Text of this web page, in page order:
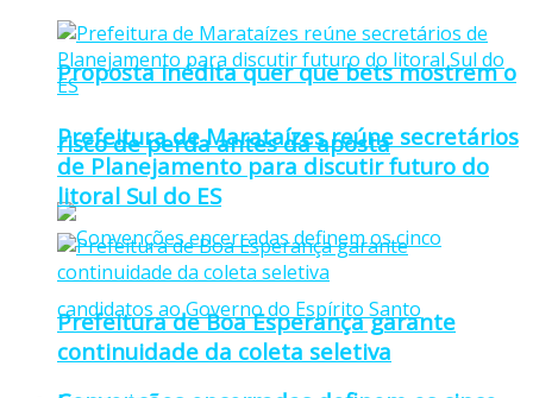
Proposta inédita quer que bets mostrem o
risco de perda antes da aposta
Prefeitura de Marataízes reúne secretários
de Planejamento para discutir futuro do
litoral Sul do ES
Prefeitura de Boa Esperança garante
continuidade da coleta seletiva